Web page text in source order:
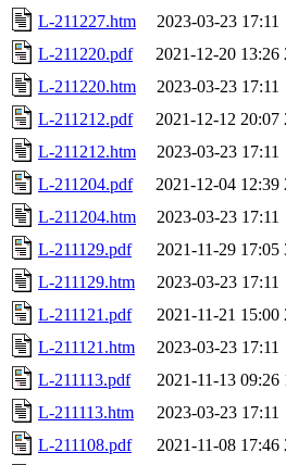
L-211227.htm
2023-03-23 17:11
L-211220.pdf
2021-12-20 13:26
L-211220.htm
2023-03-23 17:11
L-211212.pdf
2021-12-12 20:07
L-211212.htm
2023-03-23 17:11
L-211204.pdf
2021-12-04 12:39
L-211204.htm
2023-03-23 17:11
L-211129.pdf
2021-11-29 17:05
L-211129.htm
2023-03-23 17:11
L-211121.pdf
2021-11-21 15:00
L-211121.htm
2023-03-23 17:11
L-211113.pdf
2021-11-13 09:26
L-211113.htm
2023-03-23 17:11
L-211108.pdf
2021-11-08 17:46